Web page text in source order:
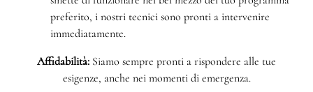
preferito, i nostri tecnici sono pronti a intervenire
immediatamente.
Affidabilità: Siamo sempre pronti a rispondere alle tue
esigenze, anche nei momenti di emergenza.